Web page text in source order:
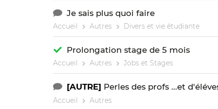
Je sais plus quoi faire
Accueil Autres Divers et vie étudiante
Prolongation stage de 5 mois
Accueil Autres Jobs et Stages
[AUTRE] Perles des profs ...et
Accueil Autres